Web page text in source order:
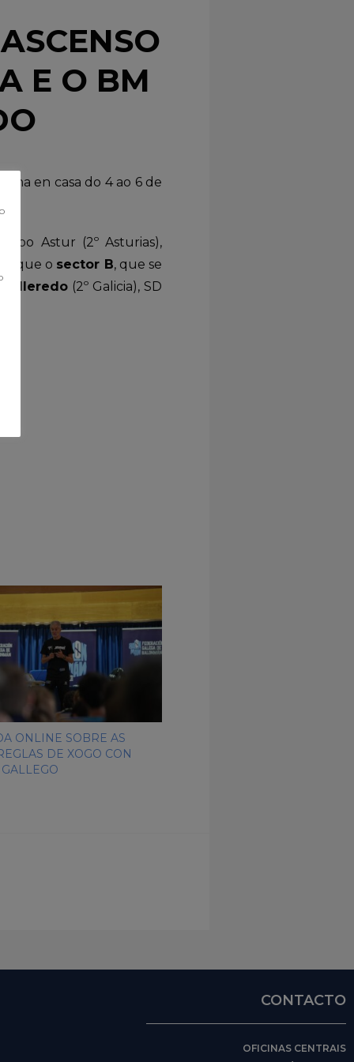
E O BM
en casa do 4 ao 6 de
Astur (2º Asturias),
que o sector B, que se
(2º Galicia), SD
ONLINE SOBRE AS
DE XOGO CON
CONTACTO
OFICINAS CENTRAIS